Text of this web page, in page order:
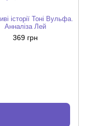
історії Тоні Вульфа.
Анналіза Лей
369 грн